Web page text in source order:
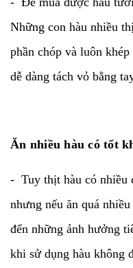
Những con hàu nhiều
phần chóp và luôn
dễ dàng tách vỏ bằng
Ăn nhiều hàu có tốt
- Tuy thịt hàu có nhiều
nhưng nếu ăn quá
đến những ảnh hưởng
khi sử dụng hàu không